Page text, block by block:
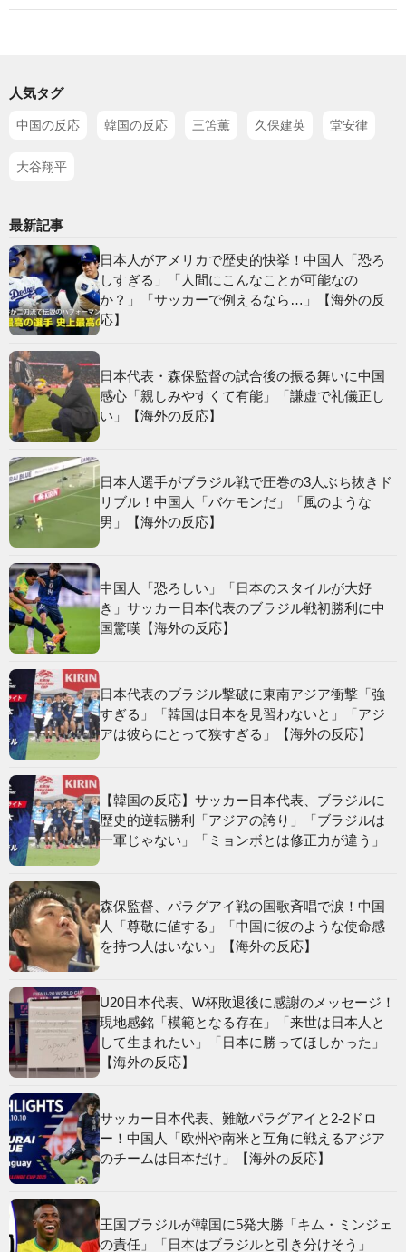
人気タグ
中国の反応 韓国の反応 三笘薫 久保建英 堂安律
大谷翔平
最新記事
日本人がアメリカで歴史的快挙！中国人「恐ろ
しすぎる」「人間にこんなことが可能なの
か？」「サッカーで例えるなら…」【海外の反
応】
日本代表・森保監督の試合後の振る舞いに中国
感心「親しみやすくて有能」「謙虚で礼儀正し
い」【海外の反応】
日本人選手がブラジル戦で圧巻の3人ぶち抜きド
リブル！中国人「バケモンだ」「風のような
男」【海外の反応】
中国人「恐ろしい」「日本のスタイルが大好
き」サッカー日本代表のブラジル戦初勝利に中
国驚嘆【海外の反応】
日本代表のブラジル撃破に東南アジア衝撃「強
すぎる」「韓国は日本を見習わないと」「アジ
アは彼らにとって狭すぎる」【海外の反応】
【韓国の反応】サッカー日本代表、ブラジルに
歴史的逆転勝利「アジアの誇り」「ブラジルは
一軍じゃない」「ミョンボとは修正力が違う」
森保監督、パラグアイ戦の国歌斉唱で涙！中国
人「尊敬に値する」「中国に彼のような使命感
を持つ人はいない」【海外の反応】
U20日本代表、W杯敗退後に感謝のメッセージ！
現地感銘「模範となる存在」「来世は日本人と
して生まれたい」「日本に勝ってほしかった」
【海外の反応】
サッカー日本代表、難敵パラグアイと2-2ドロ
ー！中国人「欧州や南米と互角に戦えるアジア
のチームは日本だけ」【海外の反応】
王国ブラジルが韓国に5発大勝「キム・ミンジェ
の責任」「日本はブラジルと引き分けそう」